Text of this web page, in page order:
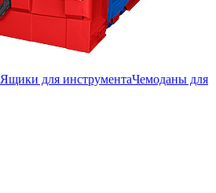
Ящики для инструментаЧемоданы для